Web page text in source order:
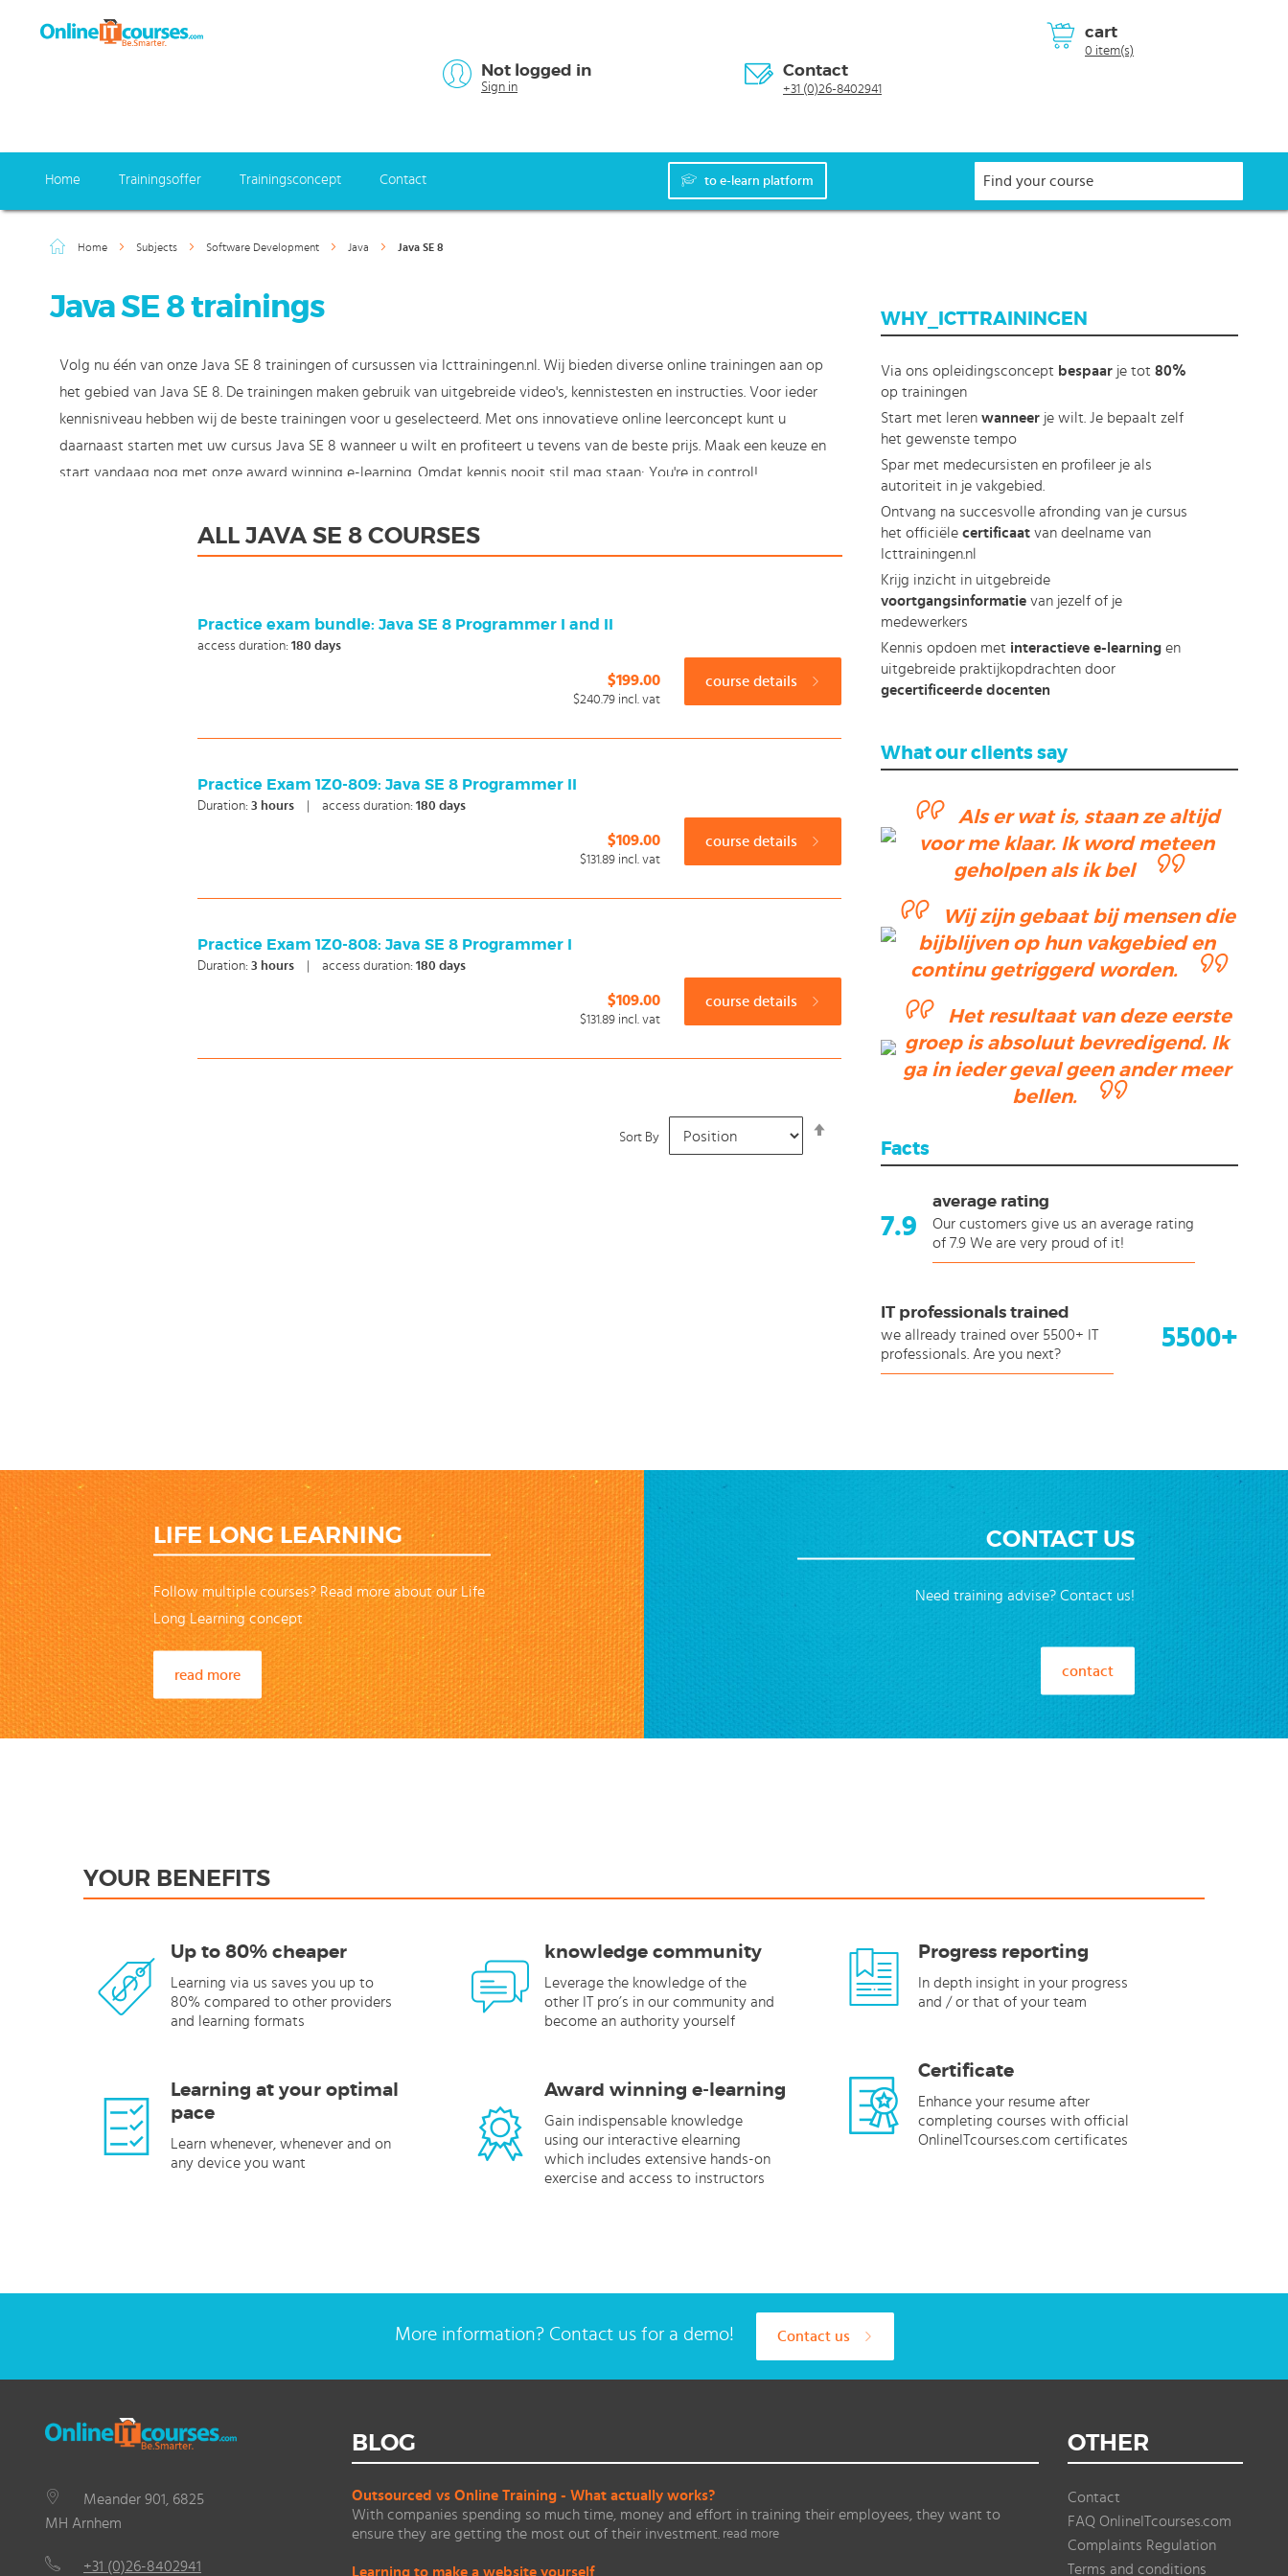
cart
0 item(s)
Not logged in
Sign in
Contact
+31 (0)26-8402941
Home Trainingsoffer Trainingsconcept Contact to e-learn platform
Home Subjects Software Development Java Java SE 8
Java SE 8 trainings
Volg nu één van onze Java SE 8 trainingen of cursussen via Icttrainingen.nl. Wij bieden diverse online trainingen aan op
het gebied van Java SE 8. De trainingen maken gebruik van uitgebreide video's, kennistesten en instructies. Voor ieder
kennisniveau hebben wij de beste trainingen voor u geselecteerd. Met ons innovatieve online leerconcept kunt u
daarnaast starten met uw cursus Java SE 8 wanneer u wilt en profiteert u tevens van de beste prijs. Maak een keuze en
start vandaag nog met onze award winning e-learning. Omdat kennis nooit stil mag staan: You're in control!
ALL JAVA SE 8 COURSES
Practice exam bundle: Java SE 8 Programmer I and II
access duration:180 days
$199.00
$240.79 incl. vat
course details
Practice Exam 1Z0-809: Java SE 8 Programmer II
Duration:3 hours access duration:180 days
$109.00
$131.89 incl. vat
course details
Practice Exam 1Z0-808: Java SE 8 Programmer I
Duration:3 hours access duration:180 days
$109.00
$131.89 incl. vat
course details
Sort By
Descending
Direction
WHY_ICTTRAININGEN
Via ons opleidingsconcept bespaarje tot 80%
op trainingen
Start met leren wanneerje wilt. Je bepaalt zelf
het gewenste tempo
Spar met medecursisten en profileer je als
autoriteit in je vakgebied.
Ontvang na succesvolle afronding van je cursus
het officiële certificaatvan deelname van
Icttrainingen.nl
Krijg inzicht in uitgebreide
voortgangsinformatievan jezelf of je
medewerkers
Kennis opdoen met interactieve e-learningen
uitgebreide praktijkopdrachten door
gecertificeerde docenten
What our clients say
Als er wat is, staan ze altijd
voor me klaar. Ik word meteen
geholpen als ik bel
Wij zijn gebaat bij mensen die
bijblijven op hun vakgebied en
continu getriggerd worden.
Het resultaat van deze eerste
groep is absoluut bevredigend. Ik
ga in ieder geval geen ander meer
bellen.
Facts
7.9
average rating
Our customers give us an average rating
of 7.9 We are very proud of it!
5500+
IT professionals trained
we allready trained over 5500+ IT
professionals. Are you next?
LIFE LONG LEARNING
Follow multiple courses? Read more about our Life
Long Learning concept
read more
CONTACT US
Need training advise? Contact us!
contact
YOUR BENEFITS
Up to 80% cheaper
Learning via us saves you up to
80% compared to other providers
and learning formats
Learning at your optimal
pace
Learn whenever, whenever and on
any device you want
knowledge community
Leverage the knowledge of the
other IT pro’s in our community and
become an authority yourself
Award winning e-learning
Gain indispensable knowledge
using our interactive elearning
which includes extensive hands-on
exercise and access to instructors
Progress reporting
In depth insight in your progress
and / or that of your team
Certificate
Enhance your resume after
completing courses with official
OnlineITcourses.com certificates
More information? Contact us for a demo! Contact us
Meander 901, 6825
MH Arnhem
+31 (0)26-8402941
BLOG
Outsourced vs Online Training - What actually works?
With companies spending so much time, money and effort in training their employees, they want to
ensure they are getting the most out of their investment. read more
Learning to make a website yourself
OTHER
Contact
FAQ OnlineITcourses.com
Complaints Regulation
Terms and conditions